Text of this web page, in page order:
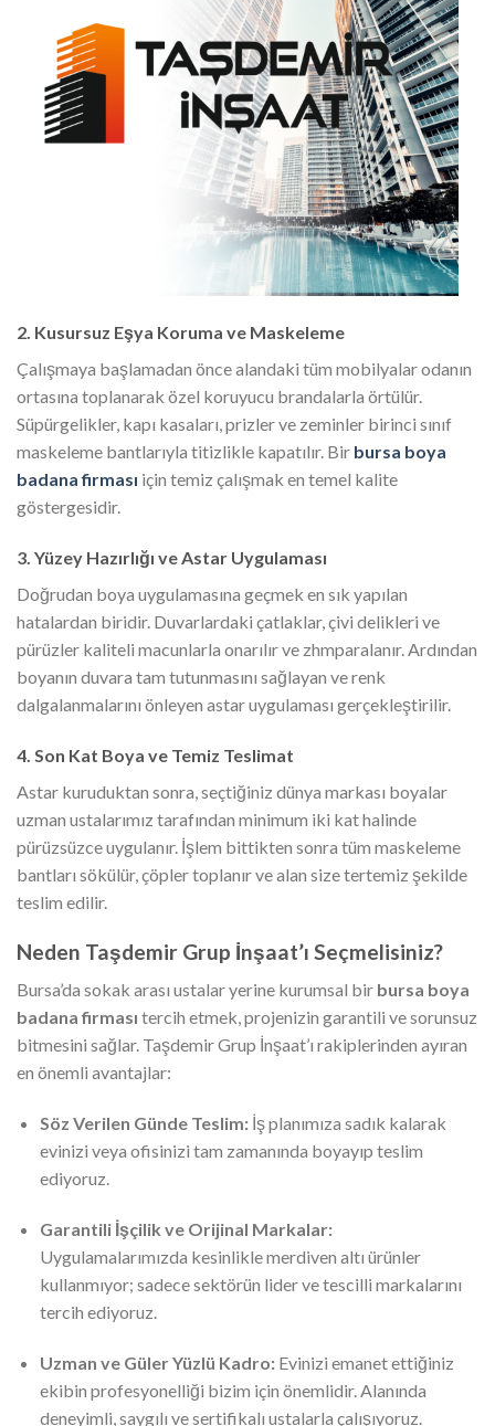
2. Kusursuz Eşya Koruma ve Maskeleme
Çalışmaya başlamadan önce alandaki tüm mobilyalar odanın
ortasına toplanarak özel koruyucu brandalarla örtülür.
Süpürgelikler, kapı kasaları, prizler ve zeminler birinci sınıf
maskeleme bantlarıyla titizlikle kapatılır. Bir bursa boya
badana firması için temiz çalışmak en temel kalite
göstergesidir.
3. Yüzey Hazırlığı ve Astar Uygulaması
Doğrudan boya uygulamasına geçmek en sık yapılan
hatalardan biridir. Duvarlardaki çatlaklar, çivi delikleri ve
pürüzler kaliteli macunlarla onarılır ve zhmparalanır. Ardından
boyanın duvara tam tutunmasını sağlayan ve renk
dalgalanmalarını önleyen astar uygulaması gerçekleştirilir.
4. Son Kat Boya ve Temiz Teslimat
Astar kuruduktan sonra, seçtiğiniz dünya markası boyalar
uzman ustalarımız tarafından minimum iki kat halinde
pürüzsüzce uygulanır. İşlem bittikten sonra tüm maskeleme
bantları sökülür, çöpler toplanır ve alan size tertemiz şekilde
teslim edilir.
Neden Taşdemir Grup İnşaat’ı Seçmelisiniz?
Bursa’da sokak arası ustalar yerine kurumsal bir bursa boya
badana firması tercih etmek, projenizin garantili ve sorunsuz
bitmesini sağlar. Taşdemir Grup İnşaat’ı rakiplerinden ayıran
en önemli avantajlar:
Söz Verilen Günde Teslim:İş planımıza sadık kalarak
evinizi veya ofisinizi tam zamanında boyayıp teslim
ediyoruz.
Garantili İşçilik ve Orijinal Markalar:
Uygulamalarımızda kesinlikle merdiven altı ürünler
kullanmıyor; sadece sektörün lider ve tescilli markalarını
tercih ediyoruz.
Uzman ve Güler Yüzlü Kadro:Evinizi emanet ettiğiniz
ekibin profesyonelliği bizim için önemlidir. Alanında
deneyimli, saygılı ve sertifikalı ustalarla çalışıyoruz.